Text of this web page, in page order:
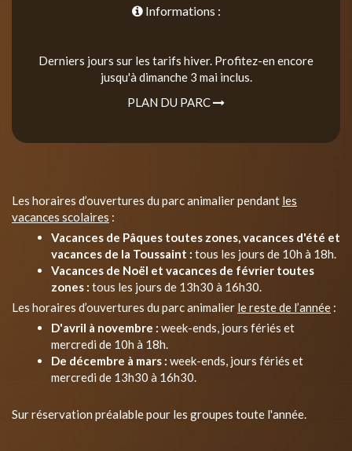
Informations :
Derniers jours sur les tarifs hiver. Profitez-en encore
jusqu'à dimanche 3 mai inclus.
PLAN DU PARC
Les horaires d’ouvertures du parc animalier pendant les
vacances scolaires :
Vacances de Pâques toutes zones, vacances d'été et
vacances de la Toussaint : tous les jours de 10h à 18h.
Vacances de Noël et vacances de février toutes
zones : tous les jours de 13h30 à 16h30.
Les horaires d’ouvertures du parc animalier le reste de l’année :
D'avril à novembre : week-ends, jours fériés et
mercredi de 10h à 18h.
De décembre à mars : week-ends, jours fériés et
mercredi de 13h30 à 16h30.
Sur réservation préalable pour les groupes toute l'année.